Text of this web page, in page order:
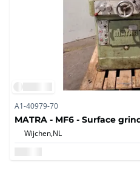
A1-40979-70
MATRA - MF6 - Surface
Wijchen,NL